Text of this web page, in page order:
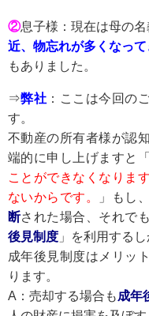
②息子様：現在は母の
近、物忘れが多くなっ
もありました。
⇒弊社 ：ここは今回の
す。
不動産の所有者様が認
端的に申し上げますと
ことができなくなります
ないからです。
」もし
断された場合、それで
後見制度 」を利用する
成年後見制度はメリッ
ります。
A：売却する場合も成年